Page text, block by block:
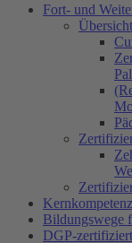
Fort- und
Bildungswege
DGP-